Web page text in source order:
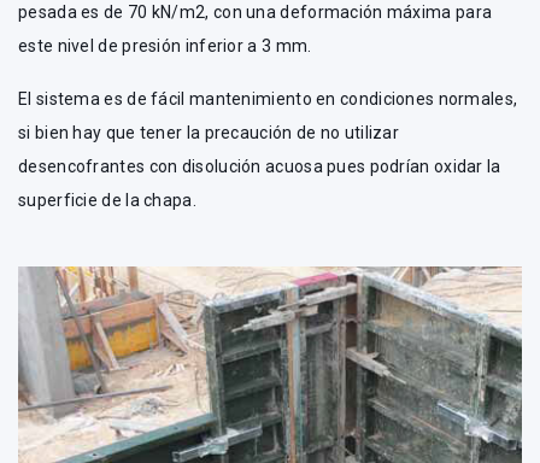
pesada es de 70 kN/m2, con una deformación máxima para
este nivel de presión inferior a 3 mm.
El sistema es de fácil mantenimiento en condiciones normales,
si bien hay que tener la precaución de no utilizar
desencofrantes con disolución acuosa pues podrían oxidar la
superficie de la chapa.